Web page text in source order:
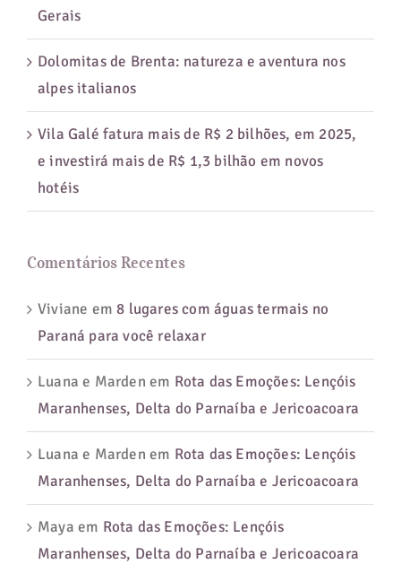
Gerais
Dolomitas de Brenta: natureza e aventura nos
alpes italianos
Vila Galé fatura mais de R$ 2 bilhões, em 2025,
e investirá mais de R$ 1,3 bilhão em novos
hotéis
Comentários Recentes
Viviane em 8 lugares com águas termais no
Paraná para você relaxar
Luana e Marden em Rota das Emoções: Lençóis
Maranhenses, Delta do Parnaíba e Jericoacoara
Luana e Marden em Rota das Emoções: Lençóis
Maranhenses, Delta do Parnaíba e Jericoacoara
Maya em Rota das Emoções: Lençóis
Maranhenses, Delta do Parnaíba e Jericoacoara